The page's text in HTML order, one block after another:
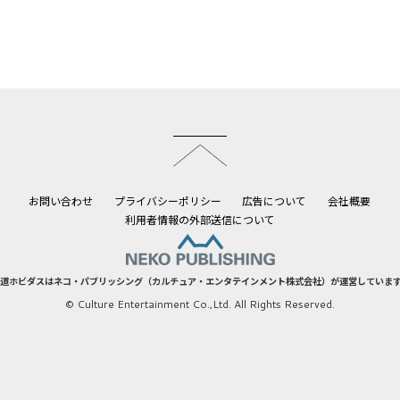
お問い合わせ プライバシーポリシー 広告について
会社概要
利用者情報の外部送信について
ホビダスはネコ・パブリッシング（カルチュア・エンタテインメント株式会社）が運営していま
© Culture Entertainment Co.,Ltd. All Rights Reserved.